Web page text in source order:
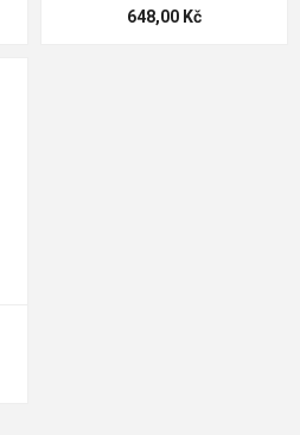
648,00 Kč